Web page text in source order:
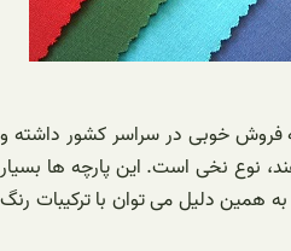
خوبی در سراسر کشور داشته و
نوع نخی است. این پارچه ها بسیار
به همین دلیل می توان با ترکیبات رنگ